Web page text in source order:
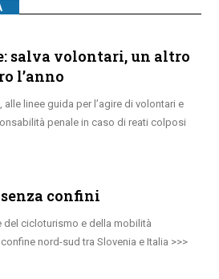
salva volontari, un altro
l’anno
linee guida per l’agire di volontari e
penale in caso di reati colposi
confini
cicloturismo e della mobilità
nord-sud tra Slovenia e Italia